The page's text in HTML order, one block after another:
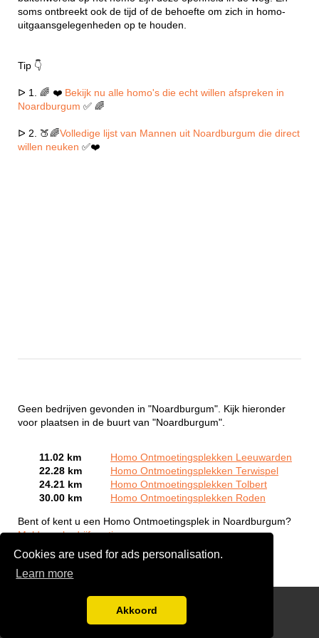
Cookies are used for ads personalisation.
Learn more
Akkoord
soms ontbreekt ook de tijd of de behoefte om zich in homo-
uitgaansgelegenheden op te houden.
Tip 👇
ᐅ 1. 🌈 ❤️ Bekijk nu alle homo's die echt willen afspreken in
Noardburgum ✅ 🌈
ᐅ 2. 🍑🌈Volledige lijst van Mannen uit Noardburgum die direct
willen neuken ✅❤️
Geen bedrijven gevonden in "Noardburgum". Kijk hieronder
voor plaatsen in de buurt van "Noardburgum".
11.02 km
Homo Ontmoetingsplekken Leeuwarden
22.28 km
Homo Ontmoetingsplekken Terwispel
24.21 km
Homo Ontmoetingsplekken Tolbert
30.00 km
Homo Ontmoetingsplekken Roden
Bent of kent u een Homo Ontmoetingsplek in Noardburgum?
Meld een bedrijf gratis aan